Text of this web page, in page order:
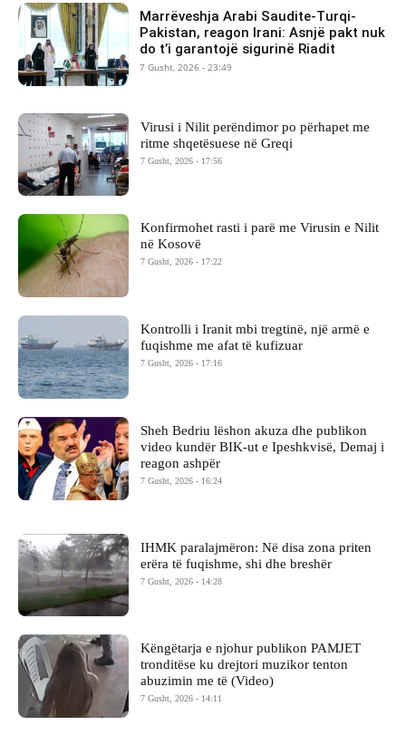
Marrëveshja Arabi Saudite-Turqi-
Pakistan, reagon Irani: Asnjë pakt nuk
do t’i garantojë sigurinë Riadit
7 Gusht, 2026 - 23:49
Virusi i Nilit perëndimor po përhapet me
ritme shqetësuese në Greqi
7 Gusht, 2026 - 17:56
Konfirmohet rasti i parë me Virusin e Nilit
në Kosovë
7 Gusht, 2026 - 17:22
Kontrolli i Iranit mbi tregtinë, një armë e
fuqishme me afat të kufizuar
7 Gusht, 2026 - 17:16
Sheh Bedriu lëshon akuza dhe publikon
video kundër BIK-ut e Ipeshkvisë, Demaj i
reagon ashpër
7 Gusht, 2026 - 16:24
IHMK paralajmëron: Në disa zona priten
erëra të fuqishme, shi dhe breshër
7 Gusht, 2026 - 14:28
Këngëtarja e njohur publikon PAMJET
tronditëse ku drejtori muzikor tenton
abuzimin me të (Video)
7 Gusht, 2026 - 14:11